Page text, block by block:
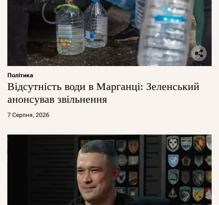
Політика
Відсутність води в Марганці: Зеленський
анонсував звільнення
7 Серпня, 2026